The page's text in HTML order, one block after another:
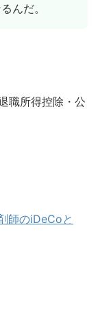
んだ。
職所得控除・公
師のiDeCoと